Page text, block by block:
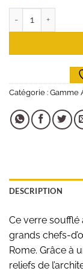
Catégorie : Gamme
DESCRIPTION
Ce verre soufflé
grands chefs-
Rome. Grâce à
reliefs de